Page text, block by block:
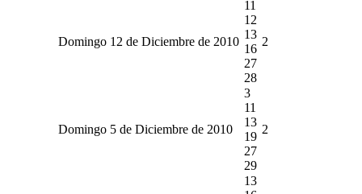
Domingo 12 de Diciembre de 2010
11
12
13
16
27
28
2
Domingo 5 de Diciembre de 2010
3
11
13
19
27
29
2
13